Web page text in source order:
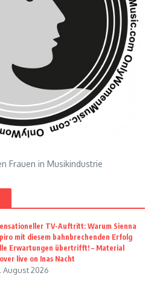
Frauen in Musikindustrie
TV-Auftritt: Warum Sienna
mit diesem bahnbrechenden Erfolg
Erwartungen übertrifft! – Material
live on Inas Nacht
August 2026